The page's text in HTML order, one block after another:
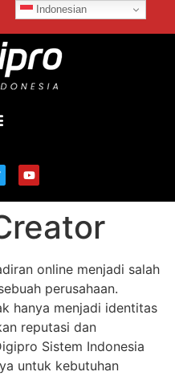
online menjadi salah
perusahaan.
hanya menjadi identitas
reputasi dan
Sistem Indonesia
untuk kebutuhan
Indonesian